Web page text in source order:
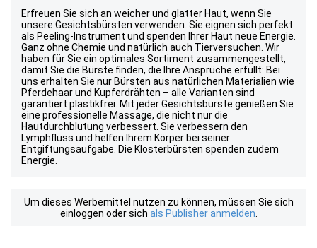
Erfreuen Sie sich an weicher und glatter Haut, wenn Sie
unsere Gesichtsbürsten verwenden. Sie eignen sich perfekt
als Peeling-Instrument und spenden Ihrer Haut neue Energie.
Ganz ohne Chemie und natürlich auch Tierversuchen. Wir
haben für Sie ein optimales Sortiment zusammengestellt,
damit Sie die Bürste finden, die Ihre Ansprüche erfüllt: Bei
uns erhalten Sie nur Bürsten aus natürlichen Materialien wie
Pferdehaar und Kupferdrähten – alle Varianten sind
garantiert plastikfrei. Mit jeder Gesichtsbürste genießen Sie
eine professionelle Massage, die nicht nur die
Hautdurchblutung verbessert. Sie verbessern den
Lymphfluss und helfen Ihrem Körper bei seiner
Entgiftungsaufgabe. Die Klosterbürsten spenden zudem
Energie.
Um dieses Werbemittel nutzen zu können, müssen Sie sich
einloggen oder sich als Publisher anmelden